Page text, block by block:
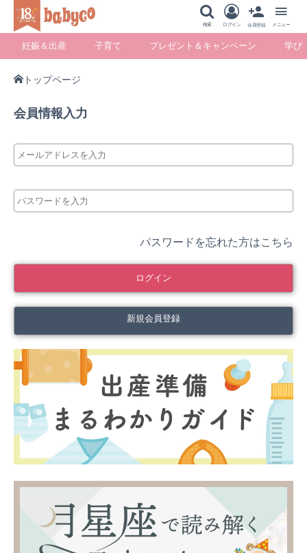
検索 ログイン 会員登録 メニュー
妊娠＆出産 子育て プレゼント＆キャンペーン 学び
トップページ
会員情報入力
パスワードを忘れた方はこちら
ログイン
新規会員登録